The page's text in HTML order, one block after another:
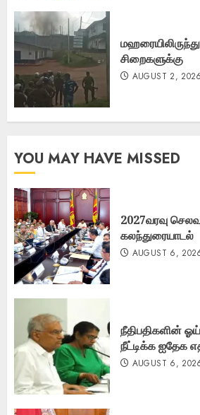
சிறைகளுக்கு
AUGUST 2, 2026
YOU MAY HAVE MISSED
2027வரவு
கலந்துரையாடல்
AUGUST 6,
நீதிபதிகளின்
நீட்டிக்க ஐதேக
AUGUST 6,